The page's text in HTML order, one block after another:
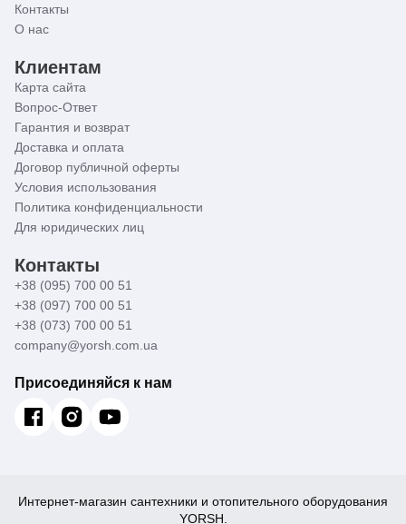
Контакты
О нас
Клиентам
Карта сайта
Вопрос-Ответ
Гарантия и возврат
Доставка и оплата
Договор публичной оферты
Условия использования
Политика конфиденциальности
Для юридических лиц
Контакты
+38 (095) 700 00 51
+38 (097) 700 00 51
+38 (073) 700 00 51
company@yorsh.com.ua
Присоединяйся к нам
Интернет-магазин сантехники и отопительного оборудования
YORSH.